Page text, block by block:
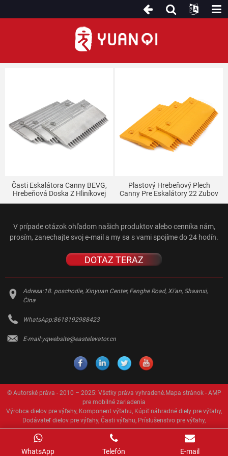
Časti Eskalátora Canny BEVG,
Hrebeňová Doska Z Hliníkovej
Plastový Hrebeňový Plech
Canny Pre Eskalátory 22 Zubov
V prípade otázok ohľadom našich produktov alebo cenníka nám,
prosím, zanechajte svoj e-mail a my sa s vami spojíme do 24 hodín.
DOTAZ TERAZ
Adresa:18. poschodie, Xinyuan Center, Fenghe Road, Xi'an, Shaanxi,
Čína
WhatsApp:8618192988423
E-mail:yqwebsite@eastelevator.cn
© Autorské práva - 2010 – 2025: Všetky práva vyhradené.Mapa stránok- AMP
pre mobilné zariadenia
Výrobca dielov pre výťahy, Komponent výťahu, Kúpiť náhradné diely pre výťahy,
Dodávateľ dielov pre výťahy, Časti výťahu, Príslušenstvo pre výťahy,
WhatsApp Telefón E-mail